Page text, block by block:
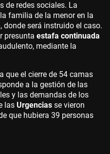
de redes sociales. La
familia de la menor en la
, donde será instruido el caso.
presunta estafa continuada
mediante la
que el cierre de 54 camas
a la gestión de las
y las demandas de los
las Urgencias se vieron
que hubiera 39 personas